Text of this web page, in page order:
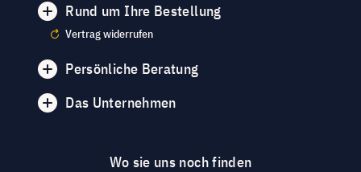
Rund um Ihre Bestellung
Vertrag widerrufen
Persönliche Beratung
Das Unternehmen
Wo sie uns noch finden